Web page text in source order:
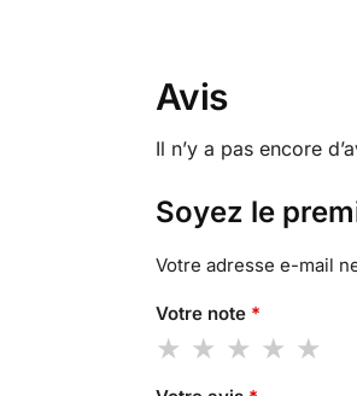
Avis
Il n’y a pas encore
Soyez le
Votre adresse e-mail
Votre note *